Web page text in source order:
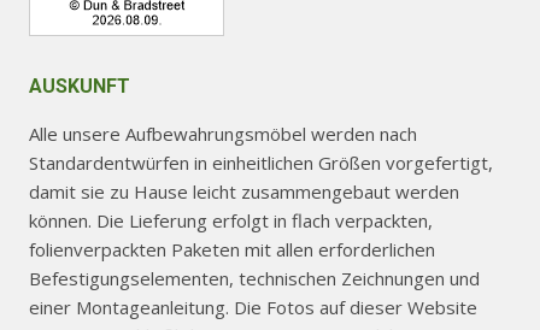
AUSKUNFT
Alle unsere Aufbewahrungsmöbel werden nach
Standardentwürfen in einheitlichen Größen vorgefertigt,
damit sie zu Hause leicht zusammengebaut werden
können. Die Lieferung erfolgt in flach verpackten,
folienverpackten Paketen mit allen erforderlichen
Befestigungselementen, technischen Zeichnungen und
einer Montageanleitung. Die Fotos auf dieser Website